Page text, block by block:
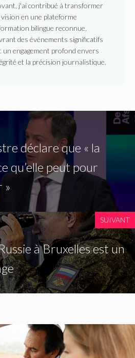
j'ai contribué à transformer
vision en une plateforme
bilingue reconnue,
des événements significatifs
un engagement profond envers
et la précision journalistique.
déclare que « la
qu’elle peut pour
»
SUIVANT
à Bruxelles est un